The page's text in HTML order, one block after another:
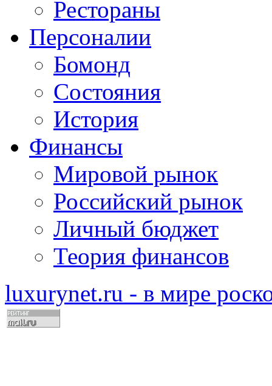
Рестораны
Персоналии
Бомонд
Состояния
История
Финансы
Мировой рынок
Российский рынок
Личный бюджет
Теория финансов
luxurynet.ru - в мире